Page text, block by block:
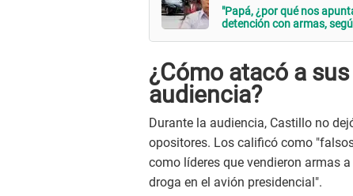
"Papá, ¿por qué nos
detención con armas,
¿Cómo atacó a
audiencia?
Durante la audiencia, Castillo no
opositores. Los calificó como
como líderes que vendieron armas
droga en el avión presidencial".